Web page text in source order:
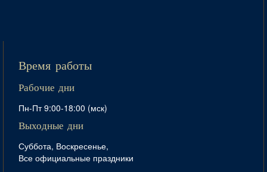
Время работы
Рабочие дни
Пн-Пт 9:00-18:00 (мск)
Выходные дни
Суббота, Воскресенье,
Все официальные праздники